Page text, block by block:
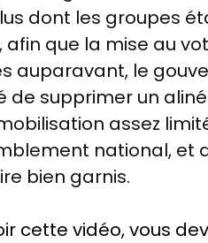
dont les groupes
afin que la mise au
auparavant, le
de supprimer un
assez
national, et
bien garnis.
cette vidéo, vous